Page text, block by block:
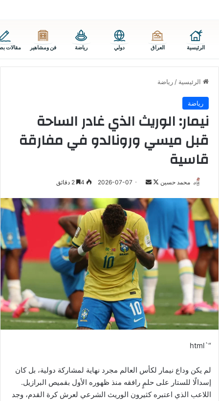
الرئيسية العراق دولي رياضة فن ومشاهير مقالات
الرئيسية / رياضة
رياضة
نيمار: الوريث الذي غادر الساحة
قبل ميسي ورونالدو في مفارقة
قاسية
محمد حسين
تابع
X
أرسل
إلكترونيا
2026-07-07
“`html
لم يكن وداع نيمار لكأس العالم مجرد نهاية لمشاركة دولية، بل كان
إسدالًا للستار على حلمٍ رافقه منذ ظهوره الأول بقميص البرازيل.
اللاعب الذي اعتبره كثيرون الوريث الشرعي لعرش كرة القدم، وجد